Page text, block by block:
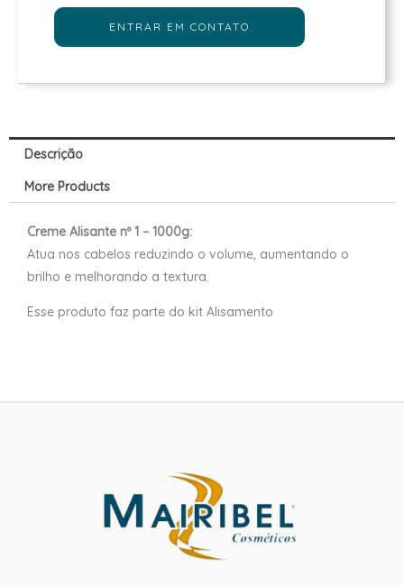
ENTRAR EM CONTATO
Descrição
More Products
Creme Alisante nº 1 – 1000g:
Atua nos cabelos reduzindo o volume, aumentando o
brilho e melhorando a textura.
Esse produto faz parte do kit Alisamento